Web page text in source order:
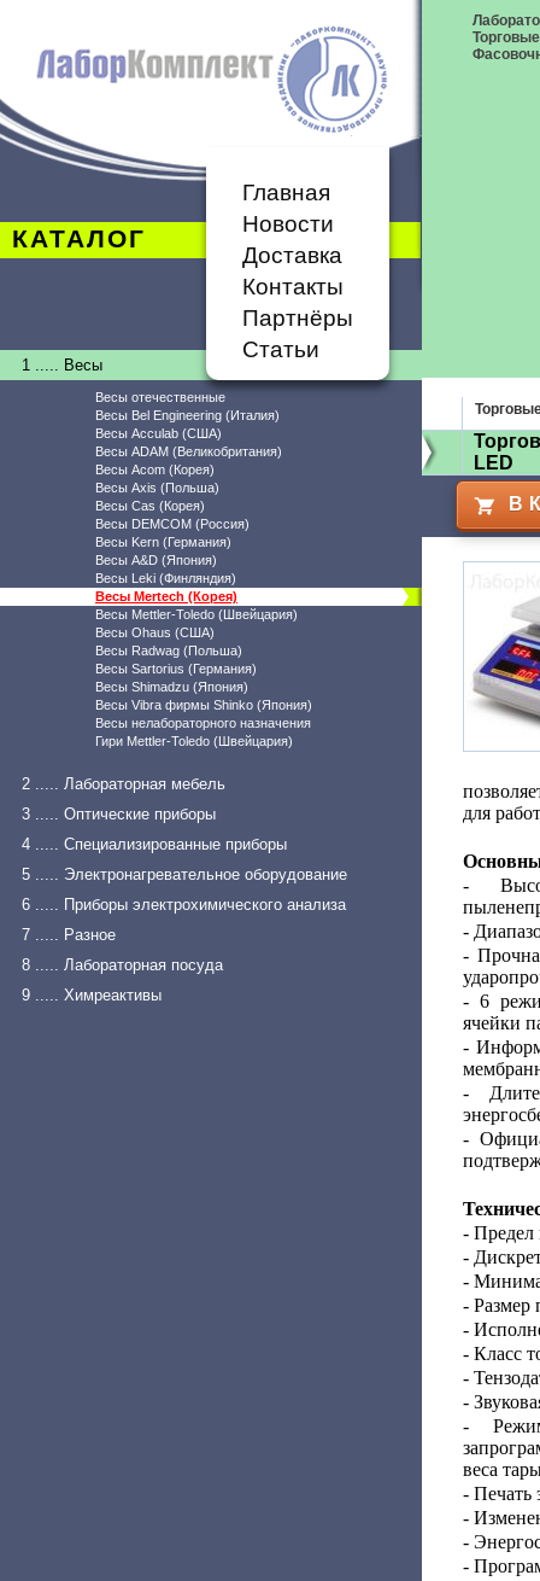
КАТАЛОГ
Главная
Новости
Доставка
Контакты
Партнёры
Статьи
1 ..... Весы
Весы отечественные
Весы Bel Engineering (Италия)
Весы Acculab (США)
Весы ADAM (Великобритания)
Весы Acom (Корея)
Весы Axis (Польша)
Весы Cas (Корея)
Весы DEMCOM (Россия)
Весы Kern (Германия)
Весы A&D (Япония)
Весы Leki (Финляндия)
Весы Mertech (Корея)
Весы Mettler-Toledo (Швейцария)
Весы Ohaus (США)
Весы Radwag (Польша)
Весы Sartorius (Германия)
Весы Shimadzu (Япония)
Весы Vibra фирмы Shinko (Япония)
Весы нелабораторного назначения
Гири Mettler-Toledo (Швейцария)
2 ..... Лабораторная мебель
3 ..... Оптические приборы
4 ..... Специализированные приборы
5 ..... Электронагревательное оборудование
6 ..... Приборы электрохимического анализа
7 ..... Разное
8 ..... Лабораторная посуда
9 ..... Химреактивы
LED
В
для
-
-
-
- 6
ячейки
-
-
-
- Предел
-
-
- Размер
-
- Класс
-
-
-
веса
- Печать
-
-
-